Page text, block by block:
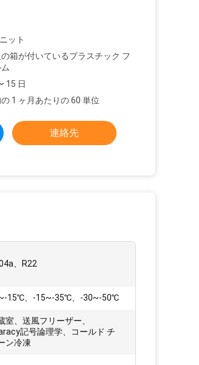
ット
箱が付いているプラスチック フ
15 日
1 ヶ月あたりの 60 単位
連絡先
、R22
15℃、-15~-35℃、-30~-50℃
室、送風フリーザー、
記号論理学、コールド チ
ン冷凍